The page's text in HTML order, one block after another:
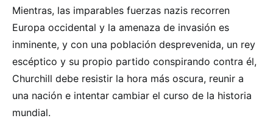
Mientras, las imparables fuerzas nazis recorren
Europa occidental y la amenaza de invasión es
inminente, y con una población desprevenida, un rey
escéptico y su propio partido conspirando contra él,
Churchill debe resistir la hora más oscura, reunir a
una nación e intentar cambiar el curso de la historia
mundial.